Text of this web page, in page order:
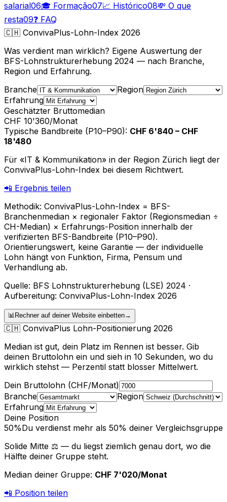
salarial06🎓 Formação07📈 Histórico08💸 O que
resta09❓ FAQ
🇨🇭 ConvivaPlus-Lohn-Index 2026
Was verdient man wirklich? Eigene Auswertung der
BFS-Lohnstrukturerhebung 2024 — nach Branche,
Region und Erfahrung.
Branche
Region
Erfahrung
Geschätzter Bruttomedian
CHF 10'360/Monat
Typische Bandbreite (P10–P90): CHF 6'840 – CHF
18'480
Für «IT & Kommunikation» in der Region Zürich liegt der
ConvivaPlus-Lohn-Index bei diesem Richtwert.
📲 Ergebnis teilen
Methodik: ConvivaPlus-Lohn-Index = BFS-
Branchenmedian × regionaler Faktor (Regionsmedian ÷
CH-Median) × Erfahrungs-Position innerhalb der
verifizierten BFS-Bandbreite (P10–P90).
Orientierungswert, keine Garantie — der individuelle
Lohn hängt von Funktion, Firma, Pensum und
Verhandlung ab.
Quelle: BFS Lohnstrukturerhebung (LSE) 2024 ·
Aufbereitung: ConvivaPlus-Lohn-Index 2026
📊Rechner auf deiner Website einbetten→
🇨🇭 ConvivaPlus Lohn-Positionierung 2026
Median ist gut, dein Platz im Rennen ist besser. Gib
deinen Bruttolohn ein und sieh in 10 Sekunden, wo du
wirklich stehst — Perzentil statt blosser Mittelwert.
Dein Bruttolohn (CHF/Monat)
Branche
Region
Erfahrung
Deine Position
50%Du verdienst mehr als 50% deiner Vergleichsgruppe
Solide Mitte ⚖️ — du liegst ziemlich genau dort, wo die
Hälfte deiner Gruppe steht.
Median deiner Gruppe: CHF 7'020/Monat
📲 Position teilen